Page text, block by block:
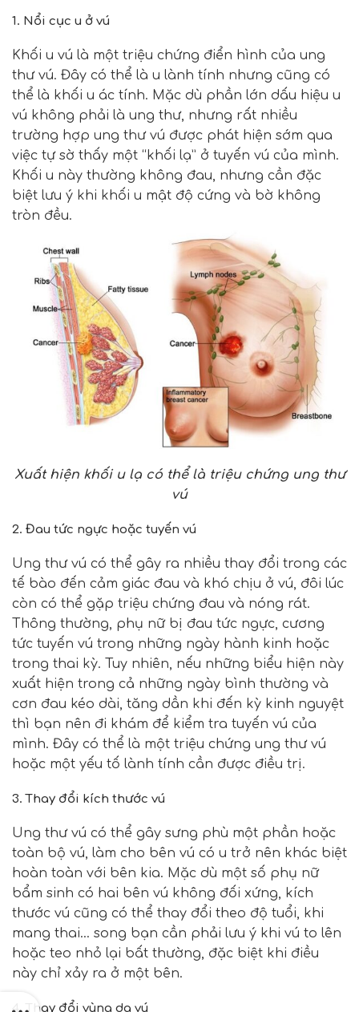
1. Nổi cục u ở vú
Khối u vú là một triệu chứng điển hình của ung
thư vú. Đây có thể là u lành tính nhưng cũng có
thể là khối u ác tính. Mặc dù phần lớn dấu hiệu u
vú không phải là ung thư, nhưng rất nhiều
trường hợp ung thư vú được phát hiện sớm qua
việc tự sờ thấy một “khối lạ” ở tuyến vú của mình.
Khối u này thường không đau, nhưng cần đặc
biệt lưu ý khi khối u mật độ cứng và bờ không
tròn đều.
Xuất hiện khối u lạ có thể là triệu chứng ung thư
vú
2. Đau tức ngực hoặc tuyến vú
Ung thư vú có thể gây ra nhiều thay đổi trong các
tế bào đến cảm giác đau và khó chịu ở vú, đôi lúc
còn có thể gặp triệu chứng đau và nóng rát.
Thông thường, phụ nữ bị đau tức ngực, cương
tức tuyến vú trong những ngày hành kinh hoặc
trong thai kỳ. Tuy nhiên, nếu những biểu hiện này
xuất hiện trong cả những ngày bình thường và
cơn đau kéo dài, tăng dần khi đến kỳ kinh nguyệt
thì bạn nên đi khám để kiểm tra tuyến vú của
mình. Đây có thể là một triệu chứng ung thư vú
hoặc một yếu tố lành tính cần được điều trị.
3. Thay đổi kích thước vú
Ung thư vú có thể gây sưng phù một phần hoặc
toàn bộ vú, làm cho bên vú có u trở nên khác biệt
hoàn toàn với bên kia. Mặc dù một số phụ nữ
bẩm sinh có hai bên vú không đối xứng, kích
thước vú cũng có thể thay đổi theo độ tuổi, khi
mang thai… song bạn cần phải lưu ý khi vú to lên
hoặc teo nhỏ lại bất thường, đặc biệt khi điều
này chỉ xảy ra ở một bên.
4. Thay đổi vùng da vú